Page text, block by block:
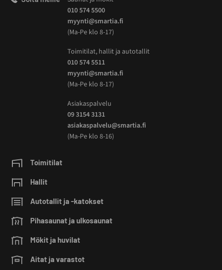
010 574 5500
myynti@smartia.fi
(Ma-Pe klo 8-17)
Toimitilat, hallit ja autotallit
010 574 5511
myynti@smartia.fi
(Ma-Pe klo 8-17)
Asiakaspalvelu
09 3154 3131
asiakaspalvelu@smartia.fi
(Ma-Pe klo 8-16)
Toimitilat
Hallit
Autotallit ja -katokset
Pihasaunat ja ulkosaunat
Mökit ja huvilat
Aitat ja varastot